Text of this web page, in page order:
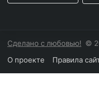
Сделано с любовью! ©
О проекте
Правила